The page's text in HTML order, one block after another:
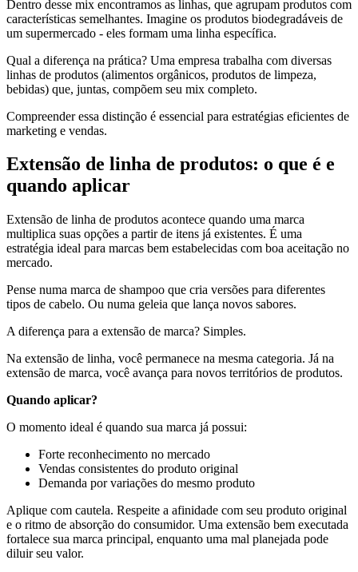
Dentro desse mix encontramos as linhas, que agrupam produtos com
características semelhantes. Imagine os produtos biodegradáveis de
um supermercado - eles formam uma linha específica.
Qual a diferença na prática? Uma empresa trabalha com diversas
linhas de produtos (alimentos orgânicos, produtos de limpeza,
bebidas) que, juntas, compõem seu mix completo.
Compreender essa distinção é essencial para estratégias eficientes de
marketing e vendas.
Extensão de linha de produtos: o que é e
quando aplicar
Extensão de linha de produtos acontece quando uma marca
multiplica suas opções a partir de itens já existentes. É uma
estratégia ideal para marcas bem estabelecidas com boa aceitação no
mercado.
Pense numa marca de shampoo que cria versões para diferentes
tipos de cabelo. Ou numa geleia que lança novos sabores.
A diferença para a extensão de marca? Simples.
Na extensão de linha, você permanece na mesma categoria. Já na
extensão de marca, você avança para novos territórios de produtos.
Quando aplicar?
O momento ideal é quando sua marca já possui:
Forte reconhecimento no mercado
Vendas consistentes do produto original
Demanda por variações do mesmo produto
Aplique com cautela. Respeite a afinidade com seu produto original
e o ritmo de absorção do consumidor. Uma extensão bem executada
fortalece sua marca principal, enquanto uma mal planejada pode
diluir seu valor.